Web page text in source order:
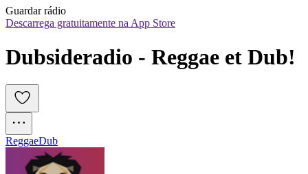
Guardar rádio
Descarrega gratuitamente na App Store
Dubsideradio - Reggae et Dub!
ReggaeDub